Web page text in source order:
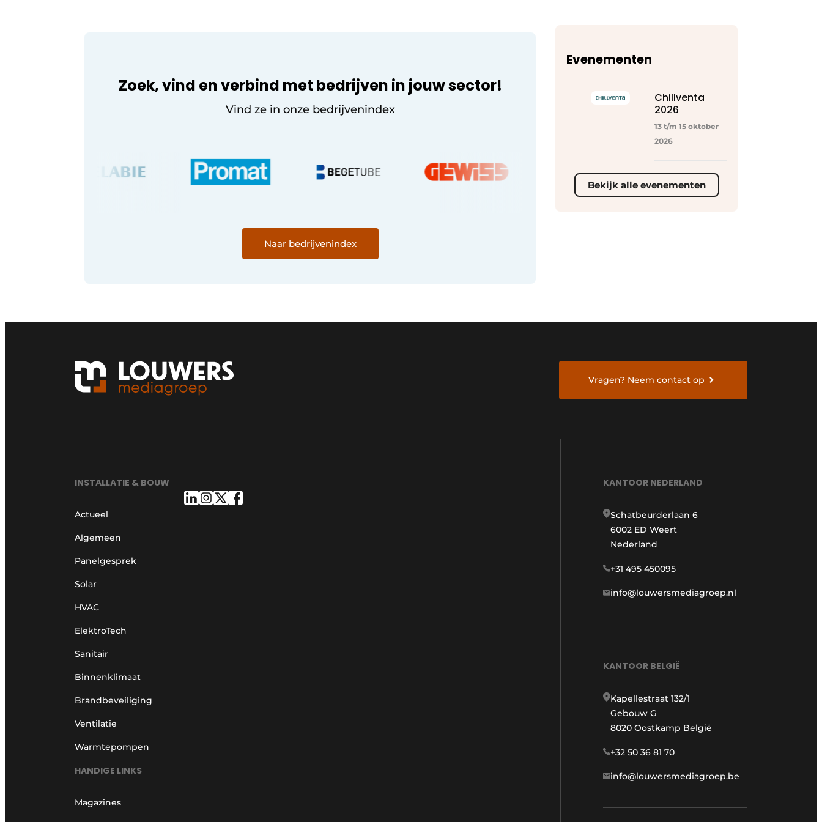
Zoek, vind en verbind met bedrijven in jouw sector!
Vind ze in onze bedrijvenindex
Naar bedrijvenindex
Evenementen
Chillventa
2026
13 t/m 15 oktober
2026
Bekijk alle evenementen
Vragen? Neem contact op
INSTALLATIE & BOUW
Actueel
Algemeen
Panelgesprek
Solar
HVAC
ElektroTech
Sanitair
Binnenklimaat
Brandbeveiliging
Ventilatie
Warmtepompen
HANDIGE LINKS
Magazines
KANTOOR NEDERLAND
Schatbeurderlaan 6
6002 ED Weert
Nederland
+31 495 450095
info@louwersmediagroep.nl
KANTOOR BELGIË
Kapellestraat 132/1
Gebouw G
8020 Oostkamp België
+32 50 36 81 70
info@louwersmediagroep.be